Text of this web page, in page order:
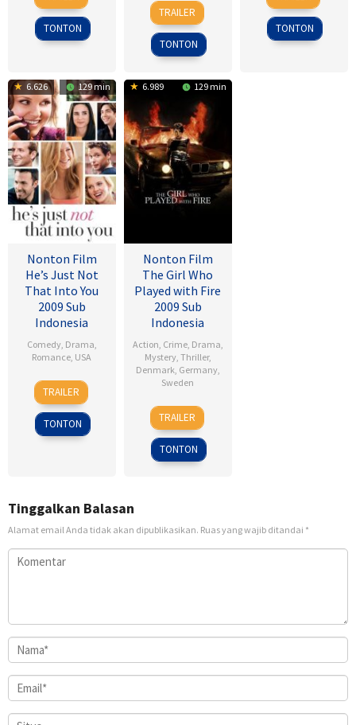
Nov
1945
Hitchcock
TONTON
28
Jul
2017
Sho
Tsukikawa
TRAILER
TONTON
Mar
2015
Wetchakam
TONTON
6.626 129 min
Nonton Film
He’s Just Not
That Into You
2009 Sub
Indonesia
Comedy, Drama,
Romance, USA
6
Feb
2009
Ken
Kwapis
TRAILER
TONTON
6.989 129 min
Nonton Film
The Girl Who
Played with Fire
2009 Sub
Indonesia
Action, Crime, Drama,
Mystery, Thriller,
Denmark, Germany,
Sweden
18
Sep
2009
Daniel
Alfredson
TRAILER
TONTON
Tinggalkan Balasan
Alamat email Anda tidak akan dipublikasikan. Ruas yang wajib ditandai *